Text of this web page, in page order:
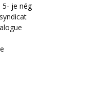
je négocie